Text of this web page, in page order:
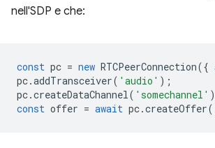
nell'SDP e che:
const pc = new RTCPeerConnection({
pc.addTransceiver( 'audio' );
pc.createDataChannel( 'somechannel'
const offer = await pc.createOffer